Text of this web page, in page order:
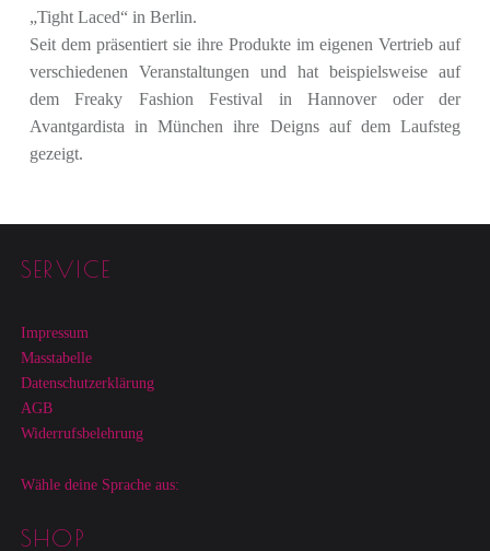
„Tight Laced“ in Berlin.
Seit dem präsentiert sie ihre Produkte im eigenen Vertrieb auf
verschiedenen Veranstaltungen und hat beispielsweise auf
dem Freaky Fashion Festival in Hannover oder der
Avantgardista in München ihre Deigns auf dem Laufsteg
gezeigt.
SERVICE
Impressum
Masstabelle
Datenschutzerklärung
AGB
Widerrufsbelehrung
Wähle deine Sprache aus:
SHOP